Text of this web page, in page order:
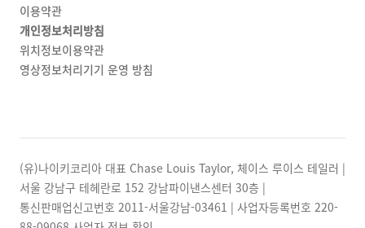
이용약관
개인정보처리방침
위치정보이용약관
영상정보처리기기 운영 방침
(유)나이키코리아 대표 Chase Louis Taylor, 체이스 루이스 테일러 |
서울 강남구 테헤란로 152 강남파이낸스센터 30층 |
통신판매업신고번호 2011-서울강남-03461 | 사업자등록번호 220-